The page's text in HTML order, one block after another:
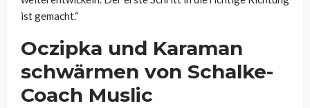
ist gemacht.“
Oczipka und Karaman
schwärmen von Schalke-
Coach Muslic